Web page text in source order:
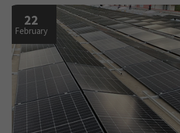
22
February